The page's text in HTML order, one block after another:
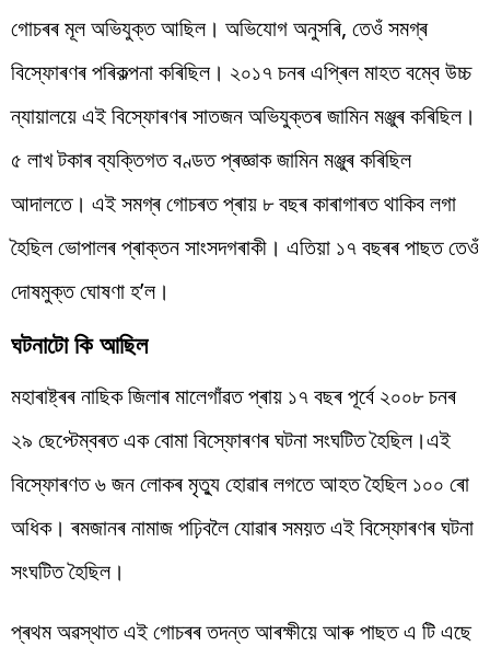
গোচৰৰ মূল অভিযুক্ত আছিল। অভিযোগ অনুসৰি, তেওঁ সমগ্ৰ
বিস্ফোৰণৰ পৰিকল্পনা কৰিছিল। ২০১৭ চনৰ এপ্ৰিল মাহত বম্বে উচ্চ
ন্যায়ালয়ে এই বিস্ফোৰণৰ সাতজন অভিযুক্তৰ জামিন মঞ্জুৰ কৰিছিল।
৫ লাখ টকাৰ ব্যক্তিগত বণ্ডত প্ৰজ্ঞাক জামিন মঞ্জুৰ কৰিছিল
আদালতে। এই সমগ্ৰ গোচৰত প্ৰায় ৮ বছৰ কাৰাগাৰত থাকিব লগা
হৈছিল ভোপালৰ প্ৰাক্তন সাংসদগৰাকী। এতিয়া ১৭ বছৰৰ পাছত তেওঁ
দোষমুক্ত ঘোষণা হ’ল।
ঘটনাটো কি আছিল
মহাৰাষ্ট্ৰৰ নাছিক জিলাৰ মালেগাঁৱত প্ৰায় ১৭ বছৰ পূৰ্বে ২০০৮ চনৰ
২৯ ছেপ্টেম্বৰত এক বোমা বিস্ফোৰণৰ ঘটনা সংঘটিত হৈছিল।এই
বিস্ফোৰণত ৬ জন লোকৰ মৃত্যু হোৱাৰ লগতে আহত হৈছিল ১০০ ৰো
অধিক। ৰমজানৰ নামাজ পঢ়িবলৈ যোৱাৰ সময়ত এই বিস্ফোৰণৰ ঘটনা
সংঘটিত হৈছিল।
প্ৰথম অৱস্থাত এই গোচৰৰ তদন্ত আৰক্ষীয়ে আৰু পাছত এ টি এছে